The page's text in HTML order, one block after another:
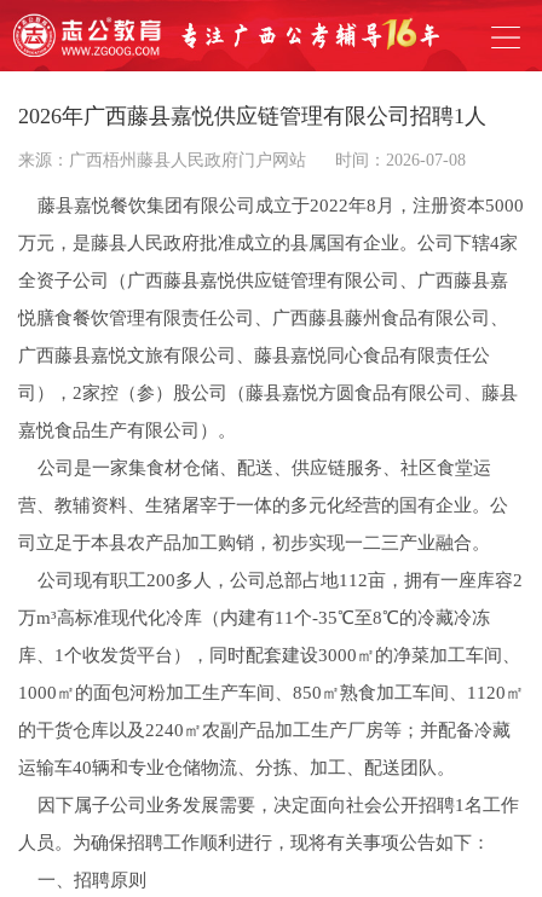
2026年广西藤县嘉悦供应链管理有限公司招聘1人
来源：广西梧州藤县人民政府门户网站 时间：2026-07-08
藤县嘉悦餐饮集团有限公司成立于2022年8月，注册资本5000
万元，是藤县人民政府批准成立的县属国有企业。公司下辖4家
全资子公司（广西藤县嘉悦供应链管理有限公司、广西藤县嘉
悦膳食餐饮管理有限责任公司、广西藤县藤州食品有限公司、
广西藤县嘉悦文旅有限公司、藤县嘉悦同心食品有限责任公
司），2家控（参）股公司（藤县嘉悦方圆食品有限公司、藤县
嘉悦食品生产有限公司）。
公司是一家集食材仓储、配送、供应链服务、社区食堂运
营、教辅资料、生猪屠宰于一体的多元化经营的国有企业。公
司立足于本县农产品加工购销，初步实现一二三产业融合。
公司现有职工200多人，公司总部占地112亩，拥有一座库容2
万m³高标准现代化冷库（内建有11个-35℃至8℃的冷藏冷冻
库、1个收发货平台），同时配套建设3000㎡的净菜加工车间、
1000㎡的面包河粉加工生产车间、850㎡熟食加工车间、1120㎡
的干货仓库以及2240㎡农副产品加工生产厂房等；并配备冷藏
运输车40辆和专业仓储物流、分拣、加工、配送团队。
因下属子公司业务发展需要，决定面向社会公开招聘1名工作
人员。为确保招聘工作顺利进行，现将有关事项公告如下：
一、招聘原则